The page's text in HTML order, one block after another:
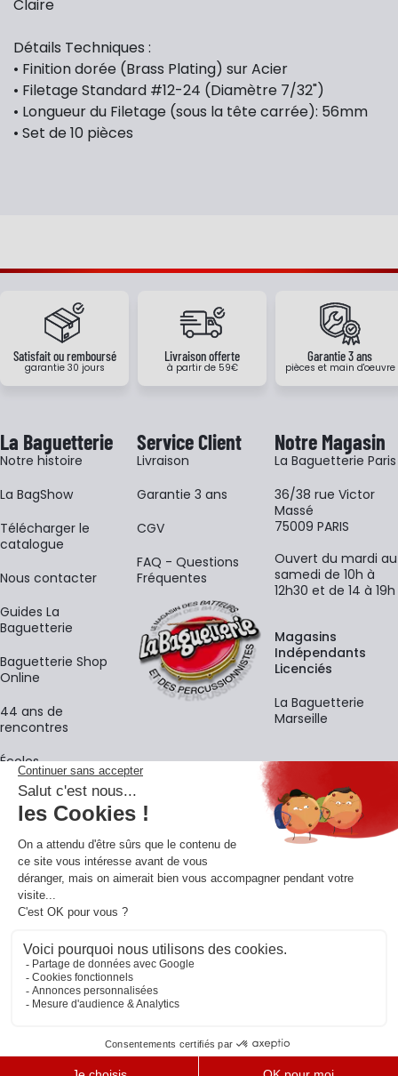
Claire
Détails Techniques :
• Finition dorée (Brass Plating) sur Acier
• Filetage Standard #12-24 (Diamètre 7/32")
• Longueur du Filetage (sous la tête carrée): 56mm
• Set de 10 pièces
Satisfait ou remboursé
garantie 30 jours
Livraison offerte
à partir de 59€
Garantie 3 ans
pièces et main d'oeuvre
La Baguetterie
Notre histoire
La BagShow
​Télécharger le
catalogue
Nous contacter
Guides La
Baguetterie
Baguetterie Shop
Online
44 ans de
rencontres
Écoles
Service Client
Livraison
Garantie 3 ans
CGV
FAQ - Questions
Fréquentes
Notre Magasin
La Baguetterie Paris
36/38 rue Victor
Massé
75009 PARIS
Ouvert du mardi au
samedi de 10h à
12h30 et de 14 à 19h
Magasins
Indépendants
Licenciés
La Baguetterie
Marseille
La newsletter
Adresse e-mail
En vous inscrivant à notre newsletter, vous acceptez notre
confidentialité.
Retrouvons-nous sur